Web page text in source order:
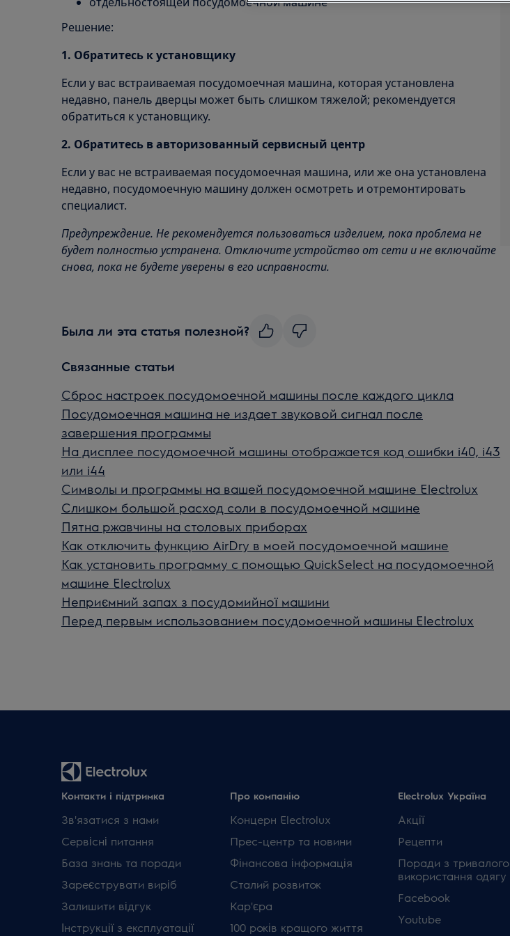
Решение:
1. Обратитесь к установщику
Если у вас встраиваемая посудомоечная машина, которая установлена
недавно, панель дверцы может быть слишком тяжелой; рекомендуется
обратиться к установщику.
2. Обратитесь в авторизованный сервисный центр
Если у вас не встраиваемая посудомоечная машина, или же она установлена
недавно, посудомоечную машину должен осмотреть и отремонтировать
специалист.
Предупреждение. Не рекомендуется пользоваться изделием, пока проблема не
будет полностью устранена. Отключите устройство от сети и не включайте
снова, пока не будете уверены в его исправности.
Была ли эта статья полезной?
Связанные статьи
Сброс настроек посудомоечной машины после каждого цикла
Посудомоечная машина не издает звуковой сигнал после
завершения программы
На дисплее посудомоечной машины отображается код ошибки i40, i43
или i44
Символы и программы на вашей посудомоечной машине Electrolux
Слишком большой расход соли в посудомоечной машине
Пятна ржавчины на столовых приборах
Как отключить функцию AirDry в моей посудомоечной машине
Как установить программу с помощью QuickSelect на посудомоечной
машине Electrolux
Неприємний запах з посудомийної машини
Перед первым использованием посудомоечной машины Electrolux
Контакти і підтримка
Зв'язатися з нами
Сервісні питання
База знань та поради
Зареєструвати виріб
Залишити відгук
Інструкції з експлуатації
Про компанію
Концерн Electrolux
Прес-центр та новини
Фінансова інформація
Сталий розвиток
Кар'єра
100 років кращого життя
Electrolux Україна
Акції
Рецепти
Поради з тривалого
використання одягу
Facebook
Youtube